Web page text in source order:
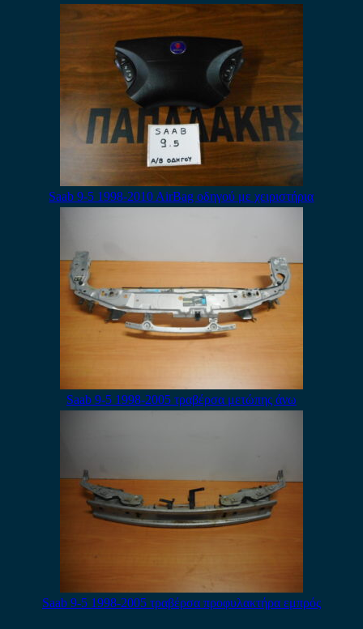
Saab 9-5 1998-2010 AirBag οδηγού με χειριστήρια
Saab 9-5 1998-2005 τραβέρσα μετώπης άνω
Saab 9-5 1998-2005 τραβέρσα προφυλακτήρα εμπρός